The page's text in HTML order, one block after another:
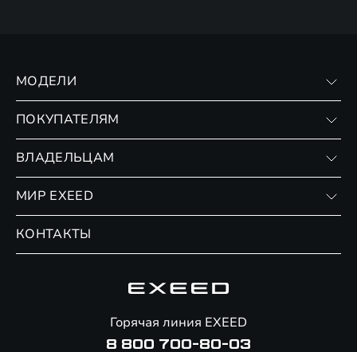
МОДЕЛИ
ПОКУПАТЕЛЯМ
Страхование
ВЛАДЕЛЬЦАМ
Сервис
Помощь на дорогах
МИР EXEED
КОНТАКТЫ
Горячая линия EXEED
8 800 700-80-03